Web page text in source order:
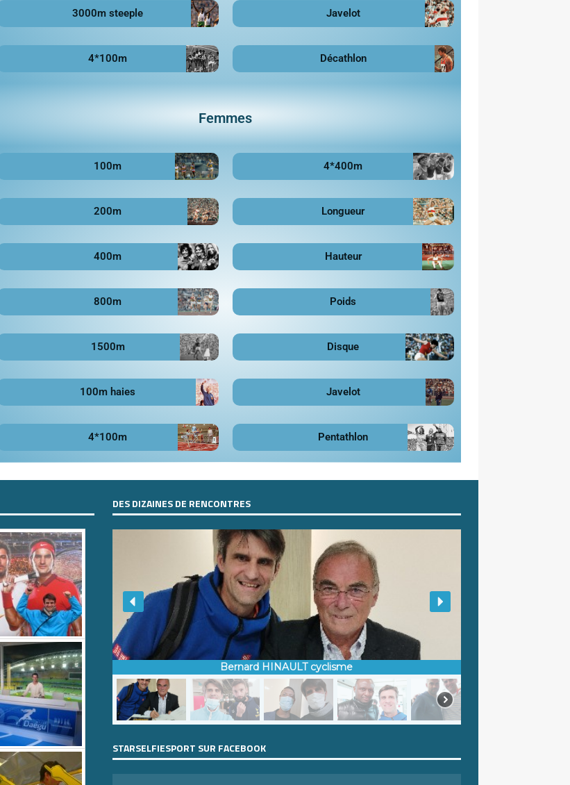
3000m steeple
4*100m
Javelot
Décathlon
Femmes
100m
200m
400m
800m
1500m
100m haies
4*100m
4*400m
Longueur
Hauteur
Poids
Disque
Javelot
Pentathlon
DES DIZAINES DE RENCONTRES
Bernard HINAULT cyclisme
STARSELFIESPORT SUR FACEBOOK